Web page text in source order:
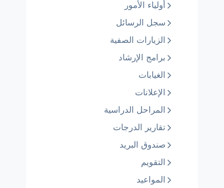
أولياء الأمور
سجل الرسائل
الزيارات الصفية
برامج الإرشاد
الغيابات
الإعلانات
المراحل الدراسية
تقارير الدرجات
صندوق البريد
التقويم
المواعيد